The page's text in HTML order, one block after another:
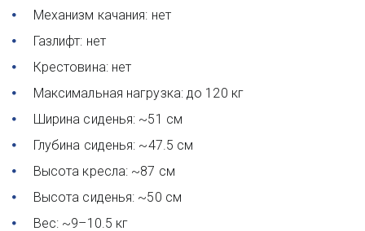
Механизм качания: нет
Газлифт: нет
Крестовина: нет
Максимальная нагрузка: до 120 кг
Ширина сиденья: ~51 см
Глубина сиденья: ~47.5 см
Высота кресла: ~87 см
Высота сиденья: ~50 см
Вес: ~9–10.5 кг